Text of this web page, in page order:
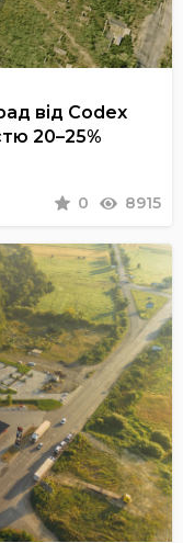
від Codex
20–25%
0 8915